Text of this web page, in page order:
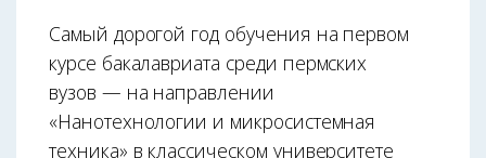
Самый дорогой год обучения на первом
курсе бакалавриата среди пермских
вузов — на направлении
«Нанотехнологии и микросистемная
техника» в классическом университете